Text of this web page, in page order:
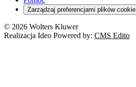
Zarządzaj preferencjami plików cookie
© 2026 Wolters Kluwer
Realizacja Ideo Powered by: CMS Edito